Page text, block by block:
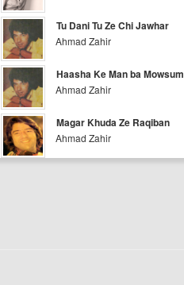
Tu Dani Tu Ze Chi Jawhar
Ahmad Zahir
Haasha Ke Man ba Mowsum
Ahmad Zahir
Magar Khuda Ze Raqiban
Ahmad Zahir